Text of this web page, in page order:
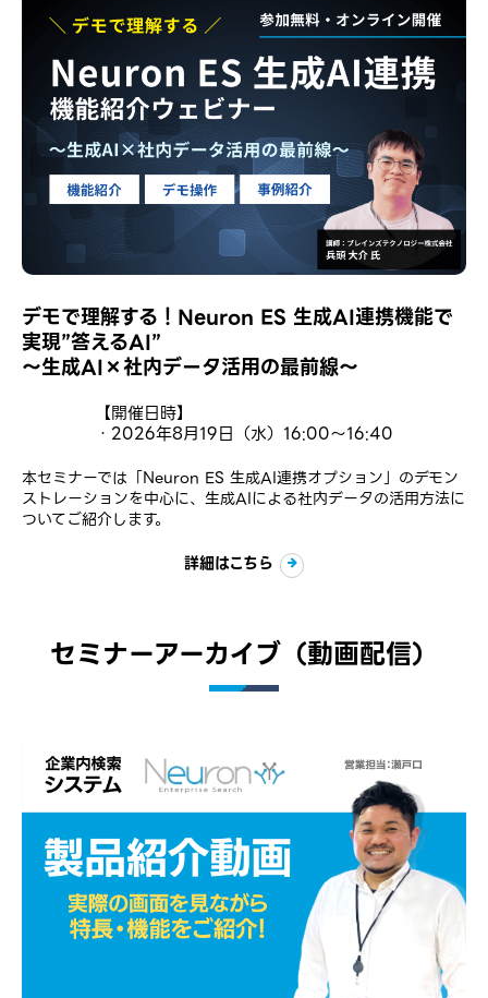
デモで理解する！Neuron ES 生成AI連携機能で
実現”答えるAI”
〜生成AI×社内データ活用の最前線〜
【開催日時】
・2026年8月19日（水）16:00～16:40
本セミナーでは「Neuron ES 生成AI連携オプション」の​デモン
ストレーションを​中心に、​生成AIに​よる​社内データの​活用方​法に​
ついて​ご紹介します。​
詳細はこちら
セミナーアーカイブ（動画配信）